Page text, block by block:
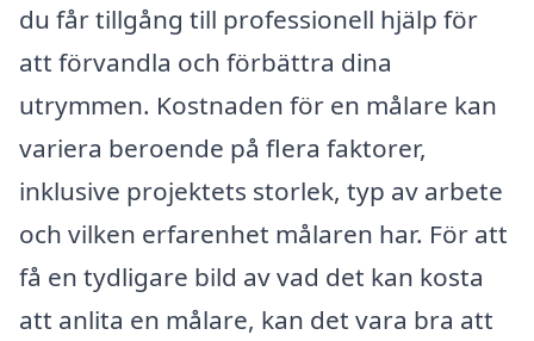
du får tillgång till professionell hjälp för
att förvandla och förbättra dina
utrymmen. Kostnaden för en målare kan
variera beroende på flera faktorer,
inklusive projektets storlek, typ av arbete
och vilken erfarenhet målaren har. För att
få en tydligare bild av vad det kan kosta
att anlita en målare, kan det vara bra att